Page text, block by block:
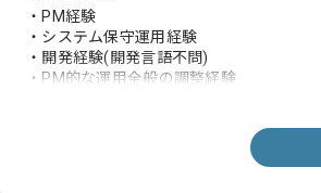
・PM経験
・システム保守運用経験
・開発経験(開発言語不問)
・PM的な運用全般の調整経験